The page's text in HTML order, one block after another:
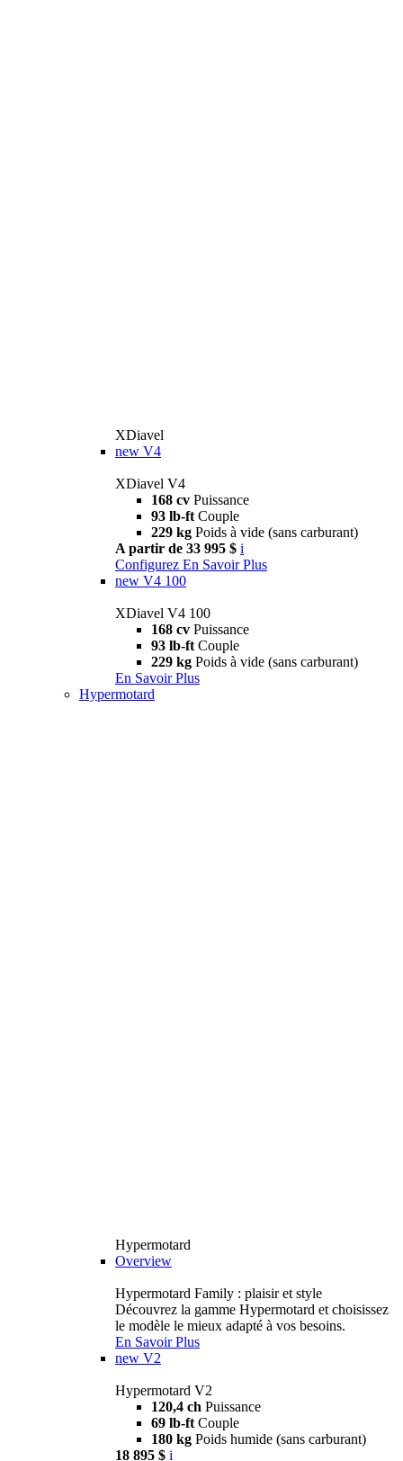
XDiavel
new V4
XDiavel V4
168 cv Puissance
93 lb-ft Couple
229 kg Poids à vide (sans carburant)
A partir de 33 995 $ i
Configurez En Savoir Plus
new V4 100
XDiavel V4 100
168 cv Puissance
93 lb-ft Couple
229 kg Poids à vide (sans carburant)
En Savoir Plus
Hypermotard
Hypermotard
Overview
Hypermotard Family : plaisir et style
Découvrez la gamme Hypermotard et choisissez
le modèle le mieux adapté à vos besoins.
En Savoir Plus
new V2
Hypermotard V2
120,4 ch Puissance
69 lb-ft Couple
180 kg Poids humide (sans carburant)
18 895 $ i